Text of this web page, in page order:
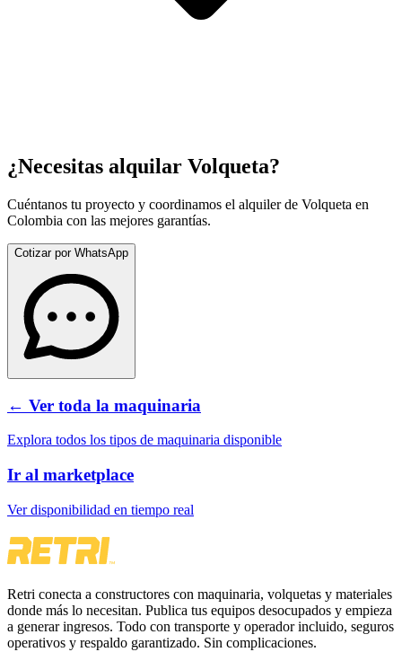
¿Necesitas alquilar Volqueta?
Cuéntanos tu proyecto y coordinamos el alquiler de Volqueta en
Colombia con las mejores garantías.
Cotizar por WhatsApp
← Ver toda la maquinaria
Explora todos los tipos de maquinaria disponible
Ir al marketplace
Ver disponibilidad en tiempo real
Retri conecta a constructores con maquinaria, volquetas y materiales
donde más lo necesitan. Publica tus equipos desocupados y empieza
a generar ingresos. Todo con transporte y operador incluido, seguros
operativos y respaldo garantizado. Sin complicaciones.